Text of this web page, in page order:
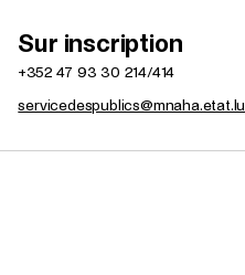
Sur inscription
+352 47 93 30 214/414
servicedespublics@mnaha.etat.lu